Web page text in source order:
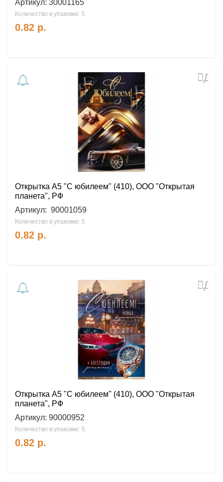
Артикул: 30001165
Количество в упаковке: 5
0.82 р.
Открытка А5 "С юбилеем" (410), ООО "Открытая
планета", РФ
Артикул: 90001059
Количество в упаковке: 5
0.82 р.
Открытка А5 "С юбилеем" (410), ООО "Открытая
планета", РФ
Артикул: 90000952
Количество в упаковке: 5
0.82 р.